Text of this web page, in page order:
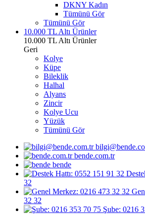
DKNY Kadın
Tümünü Gör
Tümünü Gör
10.000 TL Altı Ürünler
10.000 TL Altı Ürünler
Geri
Kolye
Küpe
Bileklik
Halhal
Alyans
Zincir
Kolye Ucu
Yüzük
Tümünü Gör
bende.com.tr
bende
32
32 32
Şube: 0216